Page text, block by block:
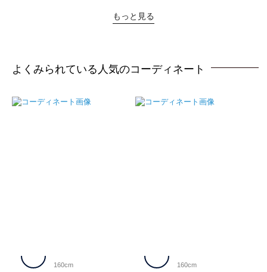
もっと見る
よくみられている人気のコーディネート
160cm 160cm